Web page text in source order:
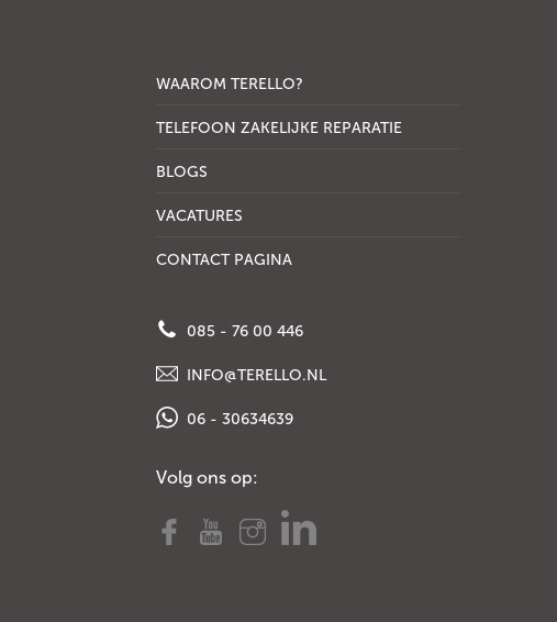
WAAROM TERELLO?
TELEFOON ZAKELIJKE REPARATIE
BLOGS
VACATURES
CONTACT PAGINA
085 - 76 00 446
INFO@TERELLO.NL
06 - 30634639
Volg ons op: